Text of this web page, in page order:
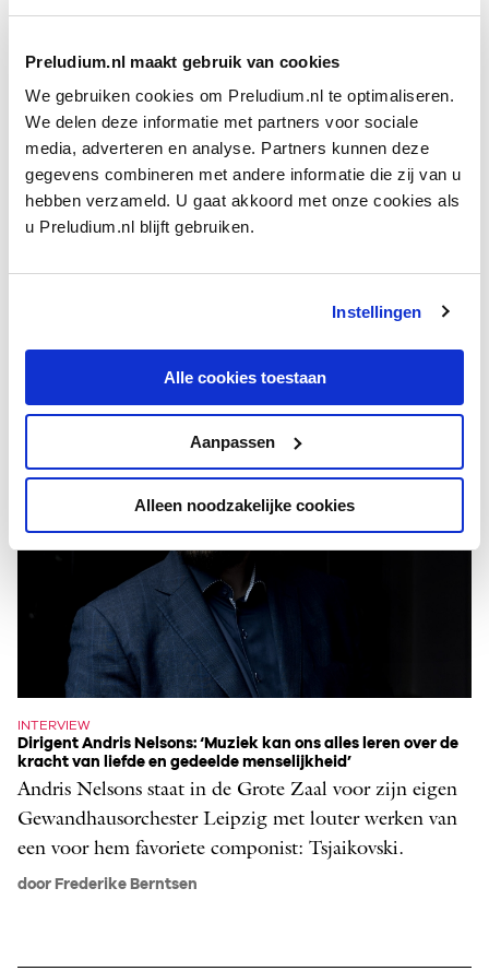
Preludium.nl maakt gebruik van cookies
We gebruiken cookies om Preludium.nl te optimaliseren.
We delen deze informatie met partners voor sociale
media, adverteren en analyse. Partners kunnen deze
gegevens combineren met andere informatie die zij van u
hebben verzameld. U gaat akkoord met onze cookies als
u Preludium.nl blijft gebruiken.
Instellingen
Alle cookies toestaan
Aanpassen
Alleen noodzakelijke cookies
Dirigent Gustavo Gimeno: ‘Le sacre du printemps blijft een
gevaarlijk stuk’
Gustavo Gimeno leidt deze maand bij het
‘Het meest iconische stuk van de twintigste eeuw.’
door Carine Alders
INTERVIEW
Dirigent Andris Nelsons: ‘Muziek kan ons alles leren over de
kracht van liefde en gedeelde menselijkheid’
Andris Nelsons staat in de Grote Zaal voor zijn eigen
Gewandhausorchester Leipzig met louter werken van
een voor hem favoriete componist: Tsjaikovski.
door Frederike Berntsen